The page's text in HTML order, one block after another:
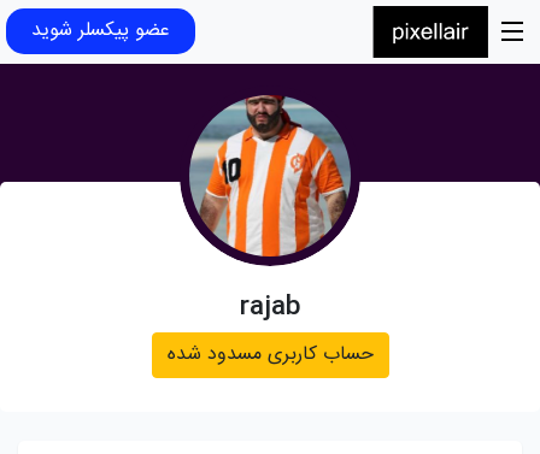
عضو پیکسلر شوید
rajab
حساب کاربری مسدود شده